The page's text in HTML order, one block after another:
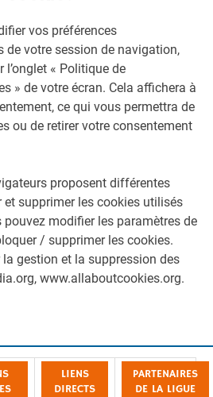
vos préférences
de votre session de navigation,
« Politique de
» de votre écran. Cela affichera à
ce qui vous permettra de
ou de retirer votre consentement
proposent différentes
supprimer les cookies utilisés
pouvez modifier les paramètres de
/ supprimer les cookies.
gestion et la suppression des
www.allaboutcookies.org.
LIENS
DIRECTS
PARTENAIRES
DE LA LIGUE